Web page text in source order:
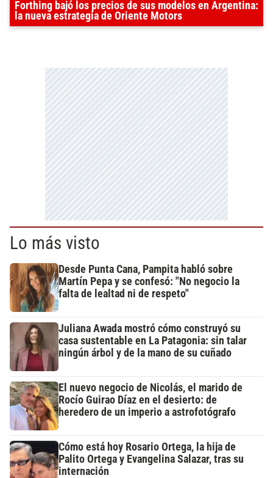
Forthing bajó los precios de sus modelos en Argentina:
la nueva estrategia de Oriente Motors
Lo más visto
Desde Punta Cana, Pampita habló sobre
Martín Pepa y se confesó: "No negocio la
falta de lealtad ni de respeto"
Juliana Awada mostró cómo construyó su
casa sustentable en La Patagonia: sin talar
ningún árbol y de la mano de su cuñado
El nuevo negocio de Nicolás, el marido de
Rocío Guirao Díaz en el desierto: de
heredero de un imperio a astrofotógrafo
Cómo está hoy Rosario Ortega, la hija de
Palito Ortega y Evangelina Salazar, tras su
internación